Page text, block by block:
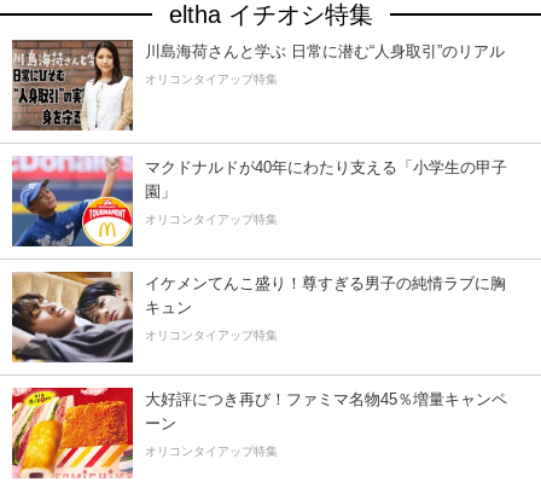
eltha イチオシ特集
川島海荷さんと学ぶ 日常に潜む“人身取引”のリアル
オリコンタイアップ特集
マクドナルドが40年にわたり支える「小学生の甲子
園」
オリコンタイアップ特集
イケメンてんこ盛り！尊すぎる男子の純情ラブに胸
キュン
オリコンタイアップ特集
大好評につき再び！ファミマ名物45％増量キャンペ
ーン
オリコンタイアップ特集